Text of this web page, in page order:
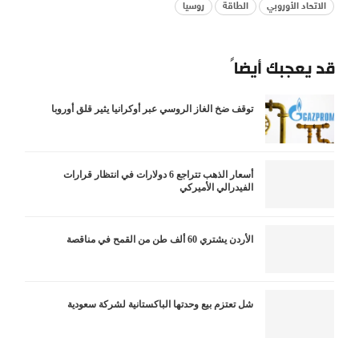
الاتحاد الأوروبي الطاقة روسيا
قد يعجبك أيضاً
توقف ضخ الغاز الروسي عبر أوكرانيا يثير قلق أوروبا
أسعار الذهب تتراجع 6 دولارات في انتظار قرارات
الفيدرالي الأميركي
الأردن يشتري 60 ألف طن من القمح في مناقصة
شل تعتزم بيع وحدتها الباكستانية لشركة سعودية